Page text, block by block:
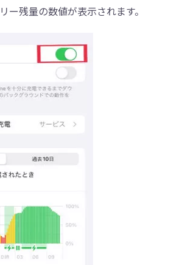
ー残量の数値が表示されます。